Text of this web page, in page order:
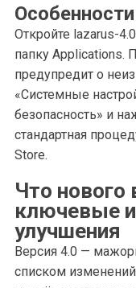
Откройте lazarus-
папку Applications.
предупредит о
«Системные
безопасность» и
стандартная
Store.
Что нового
ключевые
улучшения
Версия 4.0 —
списком